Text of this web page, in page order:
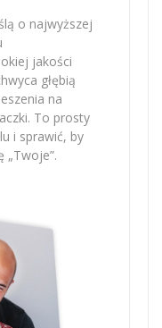
o najwyższej
jakości
głębią
na
To prosty
i sprawić, by
„Twoje”.